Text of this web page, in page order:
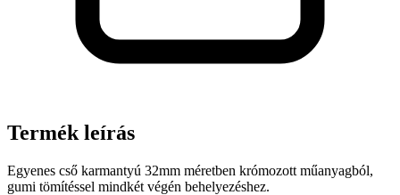
Termék leírás
Egyenes cső karmantyú 32mm méretben krómozott műanyagból,
gumi tömítéssel mindkét végén behelyezéshez.